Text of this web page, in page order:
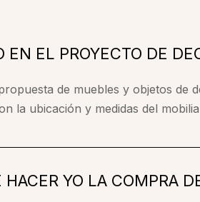
EN EL PROYECTO DE
de muebles y objetos de
la ubicación y medidas del
HACER YO LA COMPRA